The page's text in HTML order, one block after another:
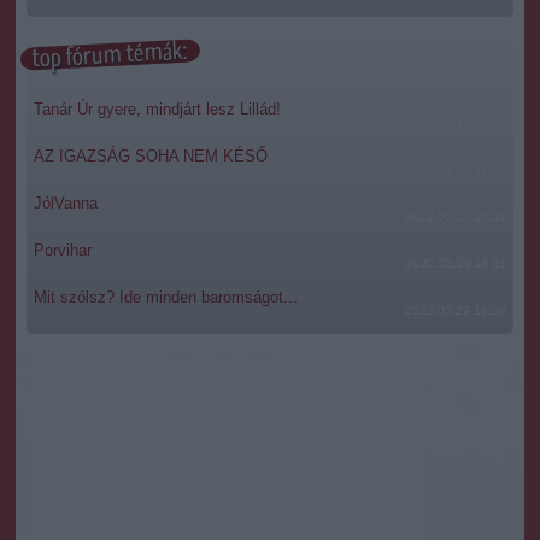
top fórum témák:
Tanár Úr gyere, mindjárt lesz Lillád!
AZ IGAZSÁG SOHA NEM KÉSŐ
JólVanna
Porvihar
Mit szólsz? Ide minden baromságot...